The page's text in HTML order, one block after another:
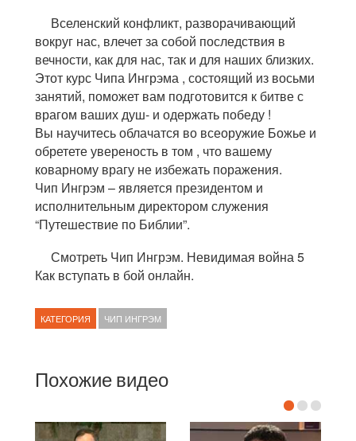
Вселенский конфликт, разворачивающий
вокруг нас, влечет за собой последствия в
вечности, как для нас, так и для наших близких.
Этот курс Чипа Ингрэма , состоящий из восьми
занятий, поможет вам подготовится к битве с
врагом ваших душ- и одержать победу !
Вы научитесь облачатся во всеоружие Божье и
обретете увереность в том , что вашему
коварному врагу не избежать поражения.
Чип Ингрэм – является президентом и
исполнительным директором служения
“Путешествие по Библии”.
Смотреть Чип Ингрэм. Невидимая война 5
Как вступать в бой онлайн.
КАТЕГОРИЯ ЧИП ИНГРЭМ
Похожие видео